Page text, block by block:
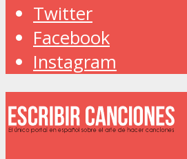
Twitter
Facebook
Instagram